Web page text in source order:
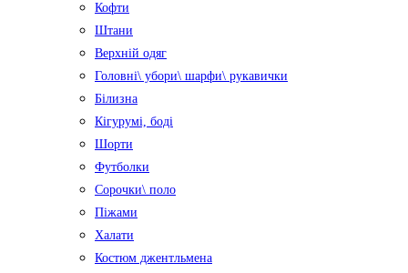
Кофти
Штани
Верхній одяг
Головні\ убори\ шарфи\ рукавички
Білизна
Кігурумі, боді
Шорти
Футболки
Сорочки\ поло
Піжами
Халати
Костюм джентльмена